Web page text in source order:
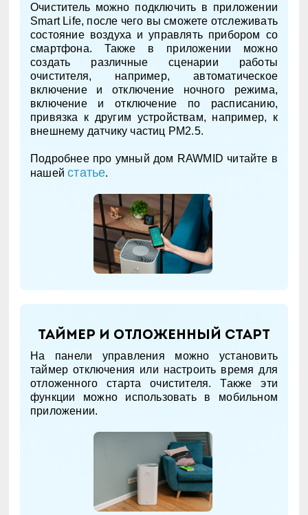
Очиститель можно подключить в приложении
Smart Life, после чего вы сможете отслеживать
состояние воздуха и управлять прибором со
смартфона. Также в приложении можно
создать различные сценарии работы
очистителя, например, автоматическое
включение и отключение ночного режима,
включение и отключение по расписанию,
привязка к другим устройствам, например, к
внешнему датчику частиц PM2.5.
Подробнее про умный дом RAWMID читайте в
нашейстатье.
Таймер и отложенный старт
На панели управления можно установить
таймер отключения или настроить время для
отложенного старта очистителя. Также эти
функции можно использовать в мобильном
приложении.